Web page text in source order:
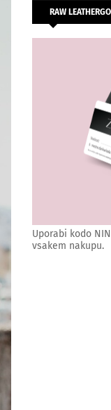
RAW
IZDELKI
Uporabi kodo
vsakem nakupu.